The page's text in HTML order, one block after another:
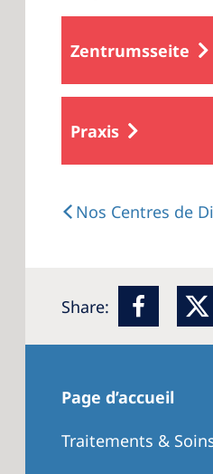
Zentrumsseite
Praxis
Nos Centres de
Share:
Page d’accueil
Traitements &